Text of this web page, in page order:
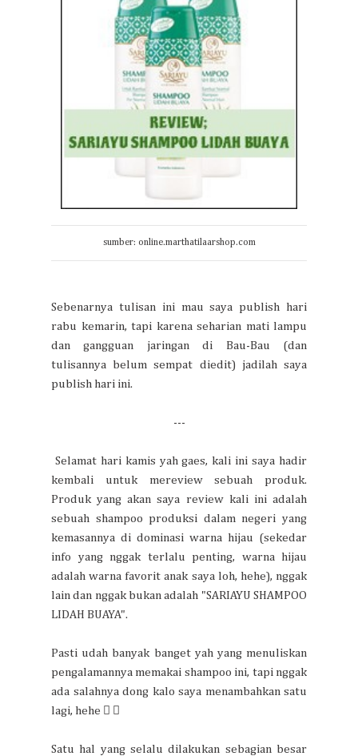
sumber: online.marthatilaarshop.com
Sebenarnya tulisan ini mau saya publish hari
rabu kemarin, tapi karena seharian mati lampu
dan gangguan jaringan di Bau-Bau (dan
tulisannya belum sempat diedit) jadilah saya
publish hari ini.
---
Selamat hari kamis yah gaes, kali ini saya hadir
kembali untuk mereview sebuah produk.
Produk yang akan saya review kali ini adalah
sebuah shampoo produksi dalam negeri yang
kemasannya di dominasi warna hijau (sekedar
info yang nggak terlalu penting, warna hijau
adalah warna favorit anak saya loh, hehe), nggak
lain dan nggak bukan adalah "SARIAYU SHAMPOO
LIDAH BUAYA".
Pasti udah banyak banget yah yang menuliskan
pengalamannya memakai shampoo ini, tapi nggak
ada salahnya dong kalo saya menambahkan satu
lagi, hehe  
Satu hal yang selalu dilakukan sebagian besar